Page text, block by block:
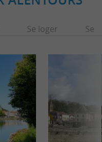
Se loger Se